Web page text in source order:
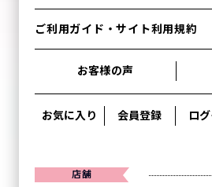
ご利用ガイド・サイト利用規約
お客様の声
お気に入り 会員登録 ロ
店舗